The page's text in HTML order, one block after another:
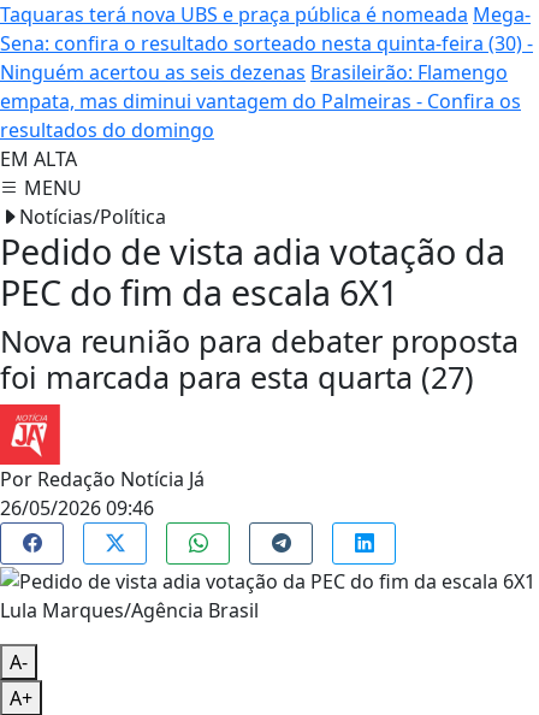
Taquaras terá nova UBS e praça pública é nomeada Mega-
Sena: confira o resultado sorteado nesta quinta-feira (30) -
Ninguém acertou as seis dezenas Brasileirão: Flamengo
empata, mas diminui vantagem do Palmeiras - Confira os
resultados do domingo
EM ALTA
MENU
Notícias/Política
Pedido de vista adia votação da
PEC do fim da escala 6X1
Nova reunião para debater proposta
foi marcada para esta quarta (27)
Por Redação Notícia Já
26/05/2026 09:46
Lula Marques/Agência Brasil
A-
A+